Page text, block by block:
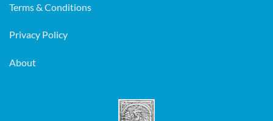
Terms & Conditions
Privacy Policy
About